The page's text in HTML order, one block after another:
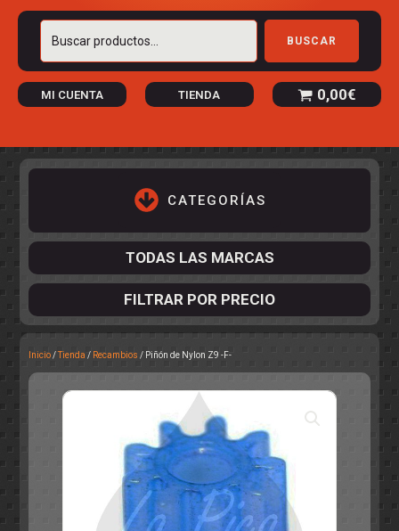
Buscar
BUSCAR
MI CUENTA TIENDA 0,00€
CATEGORÍAS
ELECTRÓNICA
RALLY
TODAS LAS MARCAS
FILTRAR POR PRECIO
Inicio/Tienda / Recambios / Piñón de Nylon Z9 -F-